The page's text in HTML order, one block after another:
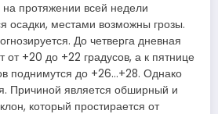
протяжении всей недели
осадки, местами возможны грозы.
До четверга дневная
от +20 до +22 градусов, а к пятнице
поднимутся до +26…+28. Однако
Причиной является обширный и
который простирается от